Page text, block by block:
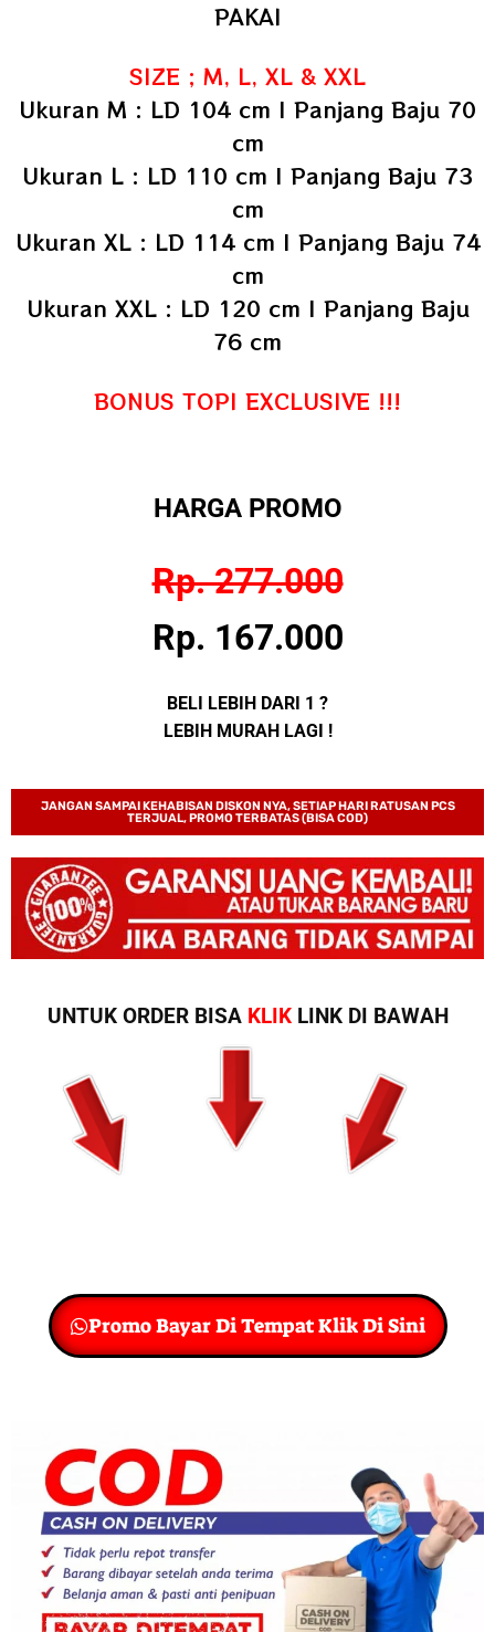
PAKAI
SIZE ; M, L, XL & XXL
Ukuran M : LD 104 cm | Panjang Baju 70
cm
Ukuran L : LD 110 cm | Panjang Baju 73
cm
Ukuran XL : LD 114 cm | Panjang Baju 74
cm
Ukuran XXL : LD 120 cm | Panjang Baju
76 cm
BONUS TOPI EXCLUSIVE !!!
HARGA PROMO
Rp. 277.000
Rp. 167.000
BELI LEBIH DARI 1 ?
LEBIH MURAH LAGI !
JANGAN SAMPAI KEHABISAN DISKON NYA, SETIAP HARI RATUSAN PCS
TERJUAL, PROMO TERBATAS (BISA COD)
UNTUK ORDER BISA KLIKLINK DI BAWAH
Promo Bayar Di Tempat Klik Di Sini